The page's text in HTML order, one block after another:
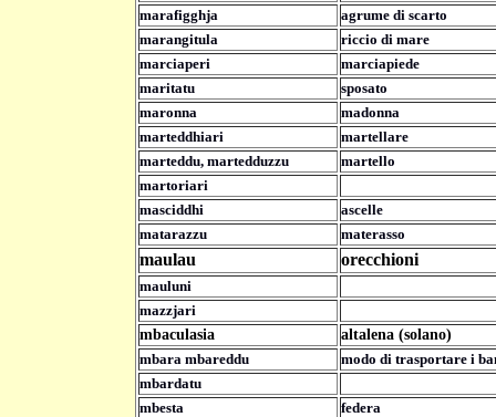
marafigghja
agrume di scarto
marangitula
riccio di mare
marciaperi
marciapiede
maritatu
sposato
maronna
madonna
marteddhiari
martellare
marteddu, martedduzzu
martello
martoriari
masciddhi
ascelle
matarazzu
materasso
maulau orecchioni
mauluni
mazzjari
mbaculasia
altalena (solano)
mbara mbareddu
modo di trasportare i
mbardatu
mbesta
federa